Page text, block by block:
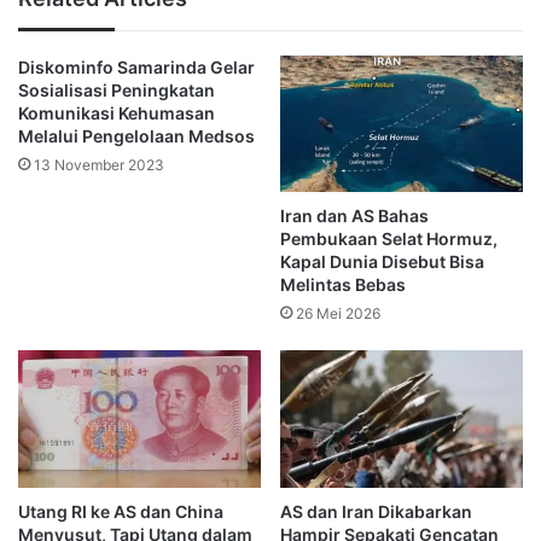
langsung memberi tekanan kepada pemohon untuk
menyerahkan kendali atas ranah pribadi mereka di dunia maya.
Namun, pemerintah AS menyatakan bahwa keamanan nasional
berada di atas segalanya, dan pengawasan semacam ini sudah
menjadi praktik standar di berbagai negara dengan sistem
imigrasi yang ketat.
media sosial Visa Pelajar
Diskominfo Samarinda Gelar
Sosialisasi Peningkatan
Komunikasi Kehumasan
Melalui Pengelolaan Medsos
13 November 2023
Iran dan AS Bahas
Pembukaan Selat Hormuz,
Kapal Dunia Disebut Bisa
Melintas Bebas
26 Mei 2026
Utang RI ke AS dan China
Menyusut, Tapi Utang dalam
AS dan Iran Dikabarkan
Hampir Sepakati Gencatan